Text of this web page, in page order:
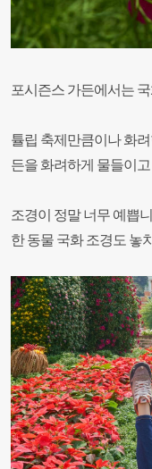
포시즌스 가든에서는
튤립 축제만큼이나 화
든을 화려하게 물들이
조경이 정말 너무 예쁩
한 동물 국화 조경도 놓